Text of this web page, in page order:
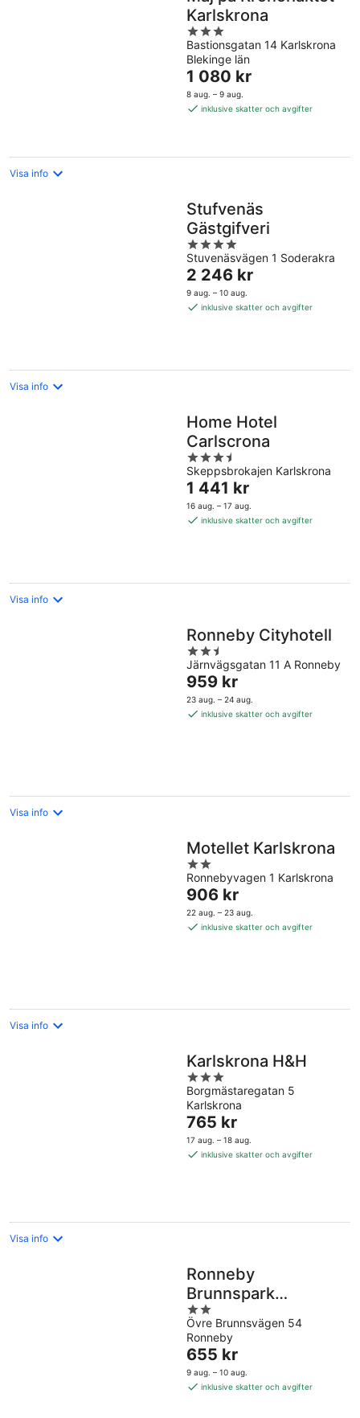
Karlskrona
3
out
of
5
Bastionsgatan 14 Karlskrona
Blekinge län
Priset
är
1 080 kr
1 080 kr
8 aug. – 9 aug.
inklusive skatter och avgifter
Visa info
Stufvenäs
Gästgifveri
4
out
of
5
Stuvenäsvägen 1 Soderakra
Priset
är
2 246 kr
2 246 kr
9 aug. – 10 aug.
inklusive skatter och avgifter
Visa info
Home Hotel
Carlscrona
3.5
out
of
5
Skeppsbrokajen Karlskrona
Priset
är
1 441 kr
1 441 kr
16 aug. – 17 aug.
inklusive skatter och avgifter
Visa info
Ronneby Cityhotell
2.5
out
of
5
Järnvägsgatan 11 A Ronneby
Priset
är
959 kr
959 kr
23 aug. – 24 aug.
inklusive skatter och avgifter
Visa info
Motellet Karlskrona
2
out
of
5
Ronnebyvagen 1 Karlskrona
Priset
är
906 kr
906 kr
22 aug. – 23 aug.
inklusive skatter och avgifter
Visa info
Karlskrona H&H
3
out
of
5
Borgmästaregatan 5
Karlskrona
Priset
är
765 kr
765 kr
17 aug. – 18 aug.
inklusive skatter och avgifter
Visa info
Ronneby
Brunnspark
Vandrarhem och
B&B - Hostel
2
out
of
5
Övre Brunnsvägen 54
Ronneby
Priset
är
655 kr
655 kr
9 aug. – 10 aug.
inklusive skatter och avgifter